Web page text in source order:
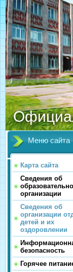
Меню сайта
Карта сайта
Сведения об
организации
Сведения об
организации
детей и их
оздоровлении
безопасность
Горячее